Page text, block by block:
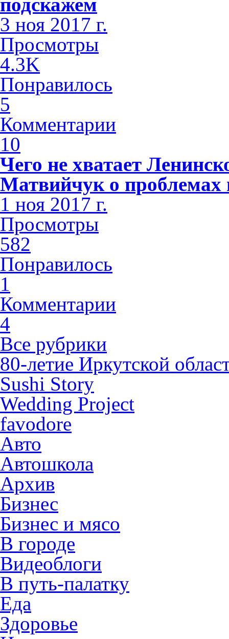
3 ноя 2017 г.
Просмотры
4.3K
Понравилось
5
Комментарии
10
Чего не хватает
Матвийчук о проблемах
1 ноя 2017 г.
Просмотры
582
Понравилось
1
Комментарии
4
Все рубрики
80-летие Иркутской
Sushi Story
Wedding Project
favodore
Авто
Автошкола
Архив
Бизнес
Бизнес и мясо
В городе
Видеоблоги
В путь-палатку
Еда
Здоровье